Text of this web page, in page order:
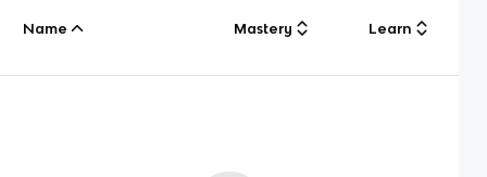
Name Mastery Learn